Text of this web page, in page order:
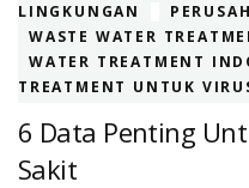
LINGKUNGAN
WASTE WATER
WATER TREATMENT
TREATMENT UNTUK
6 Data Penting
Sakit